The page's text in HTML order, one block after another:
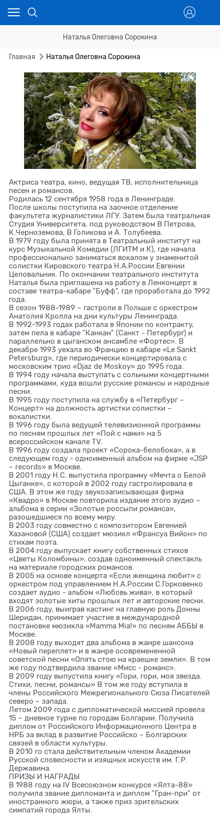
Наталья Олеговна Сорокина
Главная Наталья Олеговна Сорокина
Актриса театра, кино, ведущая ТВ, исполнительница
песен и романсов.
Родилась 12 сентября 1958 года в Ленинграде.
После школы поступила на заочное отделение
факультета журналистики ЛГУ. Затем была театральная
Студия Университета, под руководством В.Петрова,
К.Черноземова, В Голикова и А. Толубеева.
В 1979 году была принята в Театральный институт на
курс Музыкальной Комедии (ЛГИТМ и К), где начала
профессионально заниматься вокалом у знаменитой
солистки Кировского театра Н.А.России Евгении
Целовальник. По окончании театрального института
Наталья была приглашена на работу в Ленконцерт в
составе театра-кабаре "Буфф", где проработала до 1992
года.
В сезон 1988-1989 – гастроли в Польше с оркестром
Анатолия Кролла на дни культуры Ленинграда.
В 1992-1993 годах работала в Японии по контракту,
затем пела в кабаре "Канкан" (Санкт - Петербург) и
параллельно в цыганском ансамбле «Фортес». В
декабре 1993 уехала во Францию в кабаре «Le Sankt
Petersburg», где периодически концертировала с
московским трио «Djaz de Moskoy» до 1995 года.
В 1994 году начала выступать с сольными концертными
программами, куда вошли русские романсы и народные
песни.
В 1995 году поступила на службу в «Петербург –
Концерт» на должность артистки солистки –
вокалистки.
В 1996 году была ведущей телевизионной программы
по песням прошлых лет «Пой с нами» на 5
всероссийском канале TV.
В 1996 году создала проект «Сорока-белобока», а в
следующем году - одноименный альбом на фирме «JSP
– records» в Москве.
В 2001 году Н.С. выпустила программу «Мечта о Белой
Цыганке», с которой в 2002 году гастролировала в
США. В этом же году звукозаписывающая фирма
«Квадро» в Москве повторила издание этого аудио –
альбома в серии «Золотые россыпи романса»,
разошедшиеся по всему миру.
В 2003 году совместно с композитором Евгенией
Хазановой (США) создает мюзикл «Франсуа Вийон» по
стихам поэта.
В 2004 году выпускает книгу собственных стихов
«Цветы Коломбины», создав одноименный спектакль
на материале городских романсов.
В 2005 на основе концерта «Если женщина любит» с
оркестром под управлением Н.А.России С.Горковенко
создает аудио - альбом «Любовь жива», в который
входят золотые хиты прошлых лет и авторские песни.
В 2006 году, выиграв кастинг на главную роль Донны
Шеридан, принимает участие в международной
постановке мюзикла «Mamma Mia!» по песням АББЫ в
Москве.
В 2008 году выходят два альбома в жанре шансона
«Новый переплет» и в жанре осовремененной
советской песни «Опять стою на краешке земли». В том
же году подтвердила звание «Мисс - романс».
В 2009 году выпустила книгу «Гори, гори, моя звезда.
Стихи, песни, романсы» В том же году вступила в
члены Российского Межрегионального Сюза Писателей
северо – запада.
Летом 2009 года с дипломатической миссией провела
15 – дневное турне по городам Болгарии. Получила
диплом от Российского Информационного Центра в
НРБ за вклад в развитие Российско – Болгарских
связей в области культуры.
В 2010 го стала действительным членом Академии
Русской словесности и изящных искусств им. Г.Р.
Державина.
ПРИЗЫ И НАГРАДЫ
В 1988 году на IV Всесоюзном конкурсе «Ялта-88»
получила звание дипломанта и диплом "Гран-при" от
иностранного жюри, а также приз зрительских
симпатий города Ялты.